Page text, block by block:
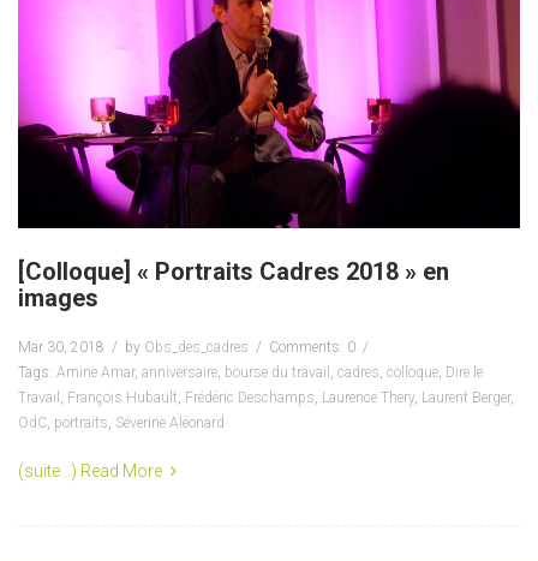
[Colloque] « Portraits Cadres 2018 » en
images
Mar 30, 2018 by Obs_des_cadres
Comments: 0
Tags: Amine Amar, anniversaire, bourse du travail , cadres, colloque, Dire le
Travail , François Hubault, Frédéric Deschamps, Laurence Thery, Laurent Berger,
OdC, portraits, Séverine Aléonard
(suite…) Read More